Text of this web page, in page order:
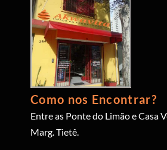
Como nos Encontrar?
Entre as Ponte do Limão e Casa
Marg. Tietê.